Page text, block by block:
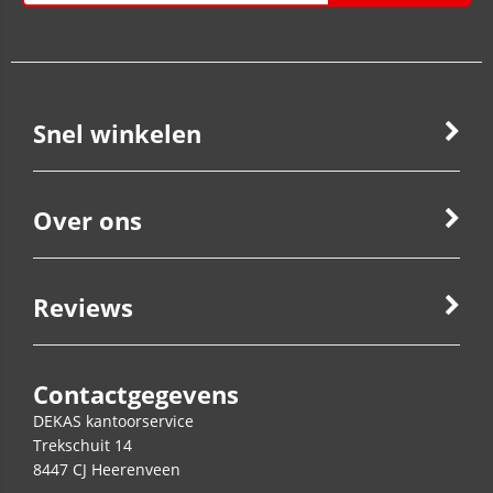
Snel winkelen
Over ons
Reviews
Contactgegevens
DEKAS kantoorservice
Trekschuit 14
8447 CJ Heerenveen